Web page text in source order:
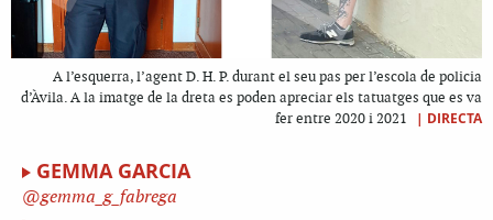
A l’esquerra, l’agent D. H. P. durant el seu pas per l’escola de policia
d’Àvila. A la imatge de la dreta es poden apreciar els tatuatges que es va
fer entre 2020 i 2021
| DIRECTA
GEMMA GARCIA
gemma_g_fabrega